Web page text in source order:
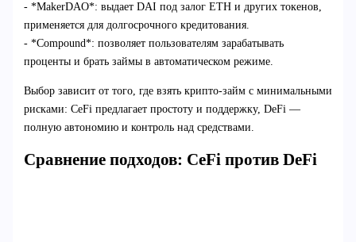
- *MakerDAO*: выдает DAI под залог ETH и других токенов,
применяется для долгосрочного кредитования.
- *Compound*: позволяет пользователям зарабатывать
проценты и брать займы в автоматическом режиме.
Выбор зависит от того, где взять крипто-займ с минимальными
рисками: CeFi предлагает простоту и поддержку, DeFi —
полную автономию и контроль над средствами.
Сравнение подходов: CeFi против DeFi